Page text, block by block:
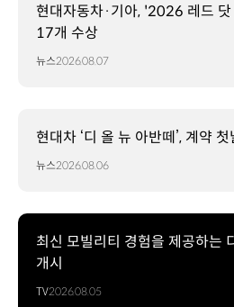
현대자동차·기아, '2026 레드
17개 수상
뉴스2026.08.07
현대차 ‘디 올 뉴 아반떼’, 계약
뉴스2026.08.06
최신 모빌리티 경험을 제공하는
개시
TV2026.08.05